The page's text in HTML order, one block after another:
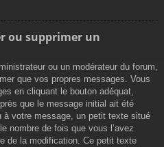
ou supprimer un
ou un modérateur du forum,
que vos propres messages. Vous
en cliquant le bouton adéquat,
que le message initial ait été
à votre message, un petit texte situé
nombre de fois que vous l’avez
de la modification. Ce petit texte